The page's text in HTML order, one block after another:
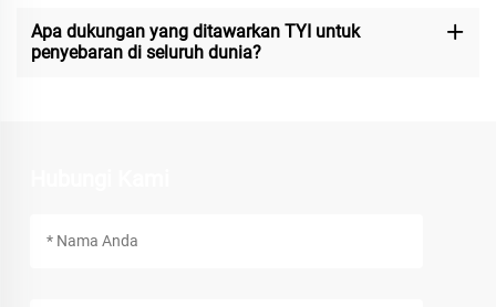
Apa dukungan yang ditawarkan TYI untuk
penyebaran di seluruh dunia?